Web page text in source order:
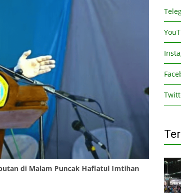
di Malam Puncak Haflatul Imtihan